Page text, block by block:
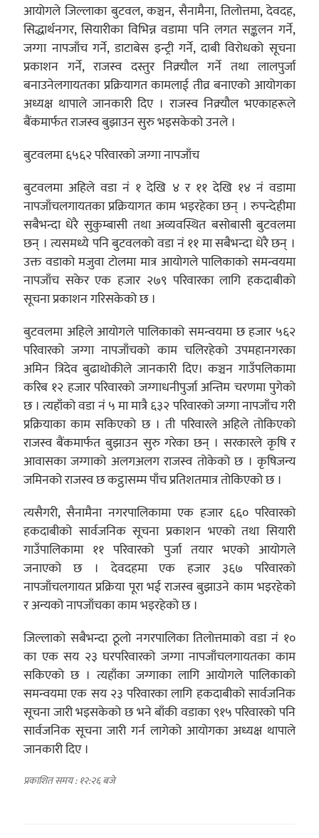
आयोगले जिल्लाका बुटवल, कञ्चन, सैनामैना, तिलोत्तमा, देवदह,
सिद्धार्थनगर, सियारीका विभिन्न वडामा पनि लगत सङ्कलन गर्ने,
जग्गा नापजाँच गर्ने, डाटाबेस इन्ट्री गर्ने, दाबी विरोधको सूचना
प्रकाशन गर्ने, राजस्व दस्तुर निक्र्यौल गर्ने तथा लालपुर्जा
बनाउनेलगायतका प्रक्रियागत कामलाई तीव्र बनाएको आयोगका
अध्यक्ष थापाले जानकारी दिए । राजस्व निक्र्यौल भएकाहरूले
बैंकमार्फत राजस्व बुझाउन सुरु भइसकेको उनले ।
बुटवलमा ६५६२ परिवारको जग्गा नापजाँच
बुटवलमा अहिले वडा नं १ देखि ४ र ११ देखि १४ नं वडामा
नापजाँचलगायतका प्रक्रियागत काम भइरहेका छन् । रुपन्देहीमा
सबैभन्दा धेरै सुकुम्बासी तथा अव्यवस्थित बसोबासी बुटवलमा
छन् । त्यसमध्ये पनि बुटवलको वडा नं ११ मा सबैभन्दा धेरै छन् ।
उक्त वडाको मजुवा टोलमा मात्र आयोगले पालिकाको समन्वयमा
नापजाँच सकेर एक हजार २७९ परिवारका लागि हकदाबीको
सूचना प्रकाशन गरिसकेको छ ।
बुटवलमा अहिले आयोगले पालिकाको समन्वयमा छ हजार ५६२
परिवारको जग्गा नापजाँचको काम चलिरहेको उपमहानगरका
अमिन त्रिदेव बुढाथोकीले जानकारी दिए। कञ्चन गाउँपलिकामा
करिब १२ हजार परिवारको जग्गाधनीपुर्जा अन्तिम चरणमा पुगेको
छ । त्यहाँको वडा नं ५ मा मात्रै ६३२ परिवारको जग्गा नापजाँच गरी
प्रक्रियाका काम सकिएको छ । ती परिवारले अहिले तोकिएको
राजस्व बैंकमार्फत बुझाउन सुरु गरेका छन् । सरकारले कृषि र
आवासका जग्गाको अलगअलग राजस्व तोकेको छ । कृषिजन्य
जमिनको राजस्व छ कट्ठासम्म पाँच प्रतिशतमात्र तोकिएको छ ।
त्यसैगरी, सैनामैना नगरपालिकामा एक हजार ६६० परिवारको
हकदाबीको सार्वजनिक सूचना प्रकाशन भएको तथा सियारी
गाउँपालिकामा ११ परिवारको पुर्जा तयार भएको आयोगले
जनाएको छ । देवदहमा एक हजार ३६७ परिवारको
नापजाँचलगायत प्रक्रिया पूरा भई राजस्व बुझाउने काम भइरहेको
र अन्यको नापजाँचका काम भइरहेको छ ।
जिल्लाको सबैभन्दा ठूलो नगरपालिका तिलोत्तमाको वडा नं १०
का एक सय २३ घरपरिवारको जग्गा नापजाँचलगायतका काम
सकिएको छ । त्यहाँका जग्गाका लागि आयोगले पालिकाको
समन्वयमा एक सय २३ परिवारका लागि हकदाबीको सार्वजनिक
सूचना जारी भइसकेको छ भने बाँकी वडाका ९१५ परिवारको पनि
सार्वजनिक सूचना जारी गर्न लागेको आयोगका अध्यक्ष थापाले
जानकारी दिए ।
प्रकाशित समय : १२:२६ बजे